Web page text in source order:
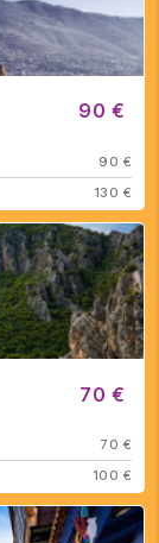
90 €
90 €
130 €
70 €
70 €
100 €